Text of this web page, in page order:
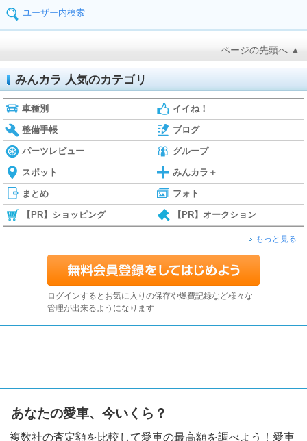
ユーザー内検索
ページの先頭へ ▲
みんカラ 人気のカテゴリ
車種別 イイね！
整備手帳 ブログ
パーツレビュー グループ
スポット みんカラ＋
まとめ フォト
【PR】ショッピング 【PR】オークション
もっと見る
ログインするとお気に入りの保存や燃費記録など様々な
管理が出来るようになります
あなたの愛車、今いくら？
複数社の査定額を比較して愛車の最高額を調べよう！愛車